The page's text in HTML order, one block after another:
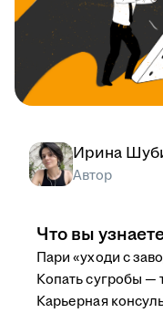
Ирина
Автор
Что вы
Пари «уходи с
Копать сугробы —
Карьерная